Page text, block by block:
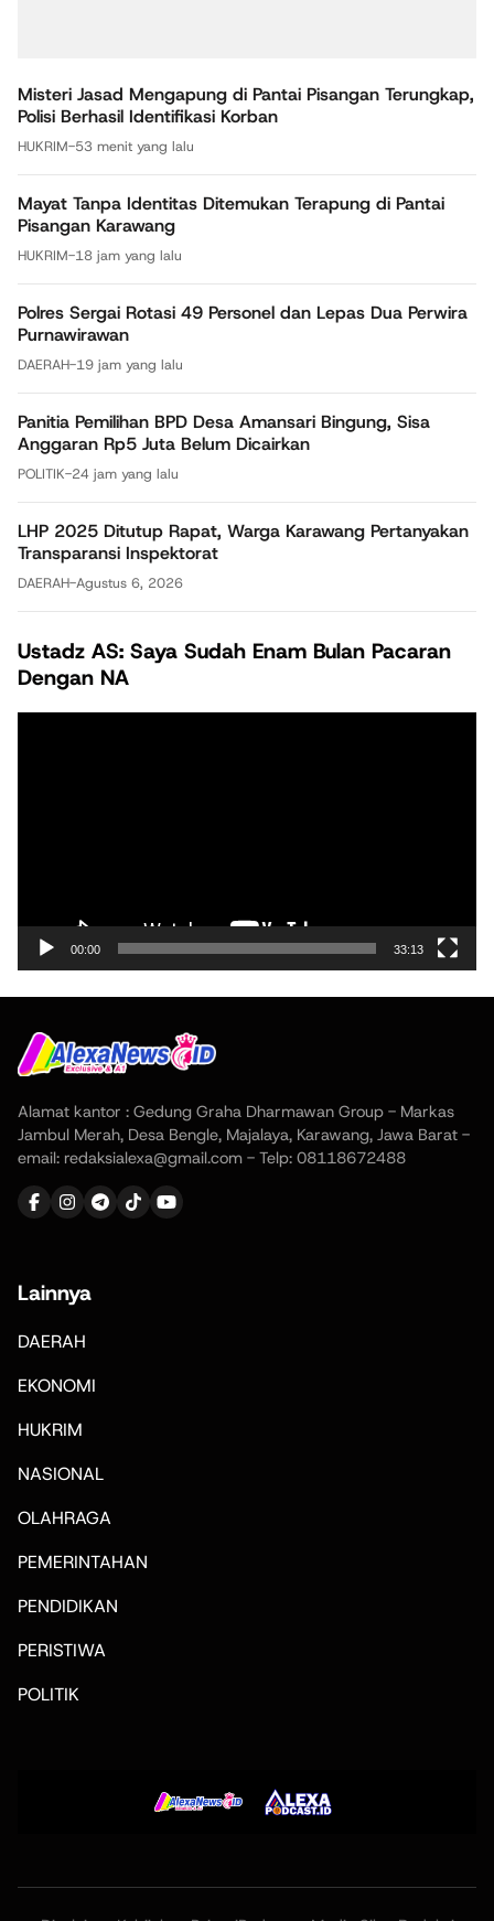
Misteri Jasad Mengapung di Pantai Pisangan Terungkap,
Polisi Berhasil Identifikasi Korban
HUKRIM-53 menit yang lalu
Mayat Tanpa Identitas Ditemukan Terapung di Pantai
Pisangan Karawang
HUKRIM-18 jam yang lalu
Polres Sergai Rotasi 49 Personel dan Lepas Dua Perwira
Purnawirawan
DAERAH-19 jam yang lalu
Panitia Pemilihan BPD Desa Amansari Bingung, Sisa
Anggaran Rp5 Juta Belum Dicairkan
POLITIK-24 jam yang lalu
LHP 2025 Ditutup Rapat, Warga Karawang Pertanyakan
Transparansi Inspektorat
DAERAH-Agustus 6, 2026
Ustadz AS: Saya Sudah Enam Bulan Pacaran
Dengan NA
00:00 33:13
Alamat kantor : Gedung Graha Dharmawan Group - Markas
Jambul Merah, Desa Bengle, Majalaya, Karawang, Jawa Barat -
email: redaksialexa@gmail.com - Telp: 08118672488
Lainnya
DAERAH
EKONOMI
HUKRIM
NASIONAL
OLAHRAGA
PEMERINTAHAN
PENDIDIKAN
PERISTIWA
POLITIK